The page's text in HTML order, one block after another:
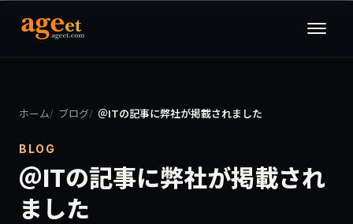
ホーム ブログ ＠ITの記事に弊社が掲載されました
BLOG
＠ITの記事に弊社が掲載され
ました